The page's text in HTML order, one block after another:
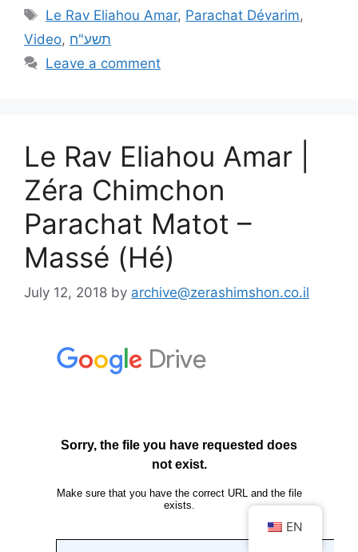
Le Rav Eliahou Amar, Parachat Dévarim,
Video, תשע"ח
Leave a comment
Le Rav Eliahou Amar |
Zéra Chimchon
Parachat Matot –
Massé (Hé)
July 12, 2018 by archive@zerashimshon.co.il
EN